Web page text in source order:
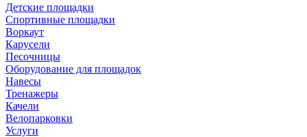
Детские площадки
Спортивные площадки
Воркаут
Карусели
Песочницы
Оборудование для площадок
Навесы
Тренажеры
Качели
Велопарковки
Услуги